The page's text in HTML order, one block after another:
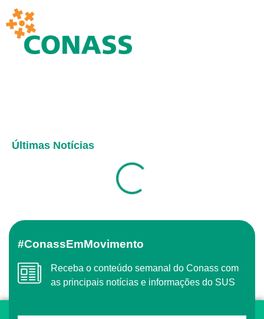
Últimas Notícias
#ConassEmMovimento
Receba o conteúdo semanal do Conass com
as principais notícias e informações do SUS